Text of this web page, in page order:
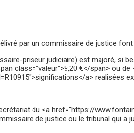
par un commissaire de justice
priseur judiciaire) est majoré, si
class="valeur">9,20 €</span> ou de
a> réalisées
du <a href="https://
de justice ou le tribunal qui a